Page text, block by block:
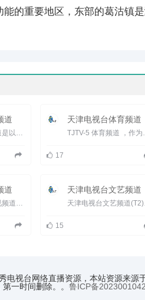
的重要地区，东部的葛沽镇
道 天津电视台体育频道
17
道 天津电视台文艺频道
15
电视台网络直播资源，本站资源来
一时间删除。。 鲁ICP备